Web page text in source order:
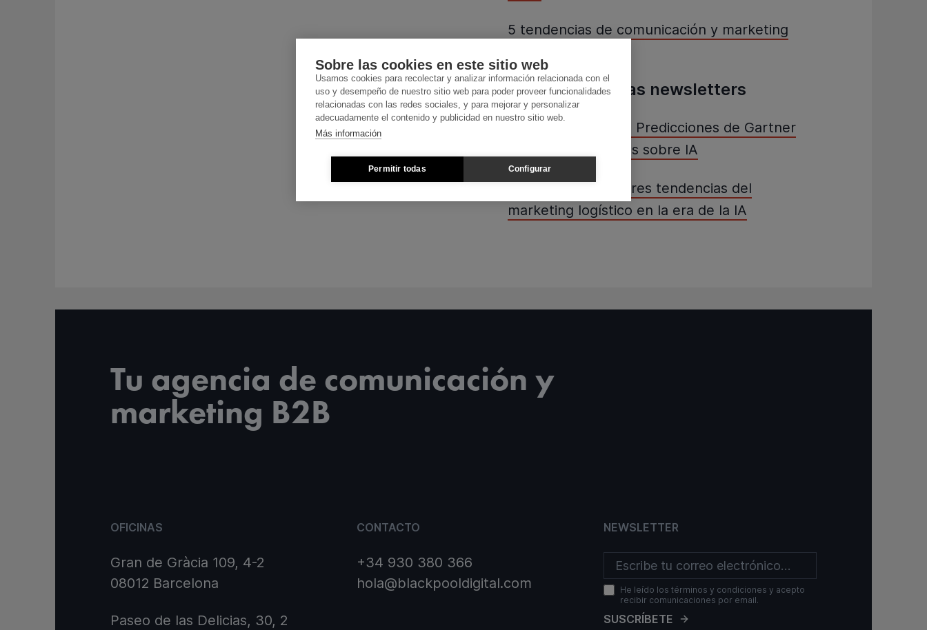
5 tendencias de comunicación y marketing
Nuestras últimas newsletters
#Blackpoolers 58 - Predicciones de Gartner
en marketing: todas sobre IA
#LogiTrends 25 - Tres tendencias del
marketing logístico en la era de la IA
Tu agencia de comunicación y
marketing B2B
OFICINAS
Gran de Gràcia 109, 4-2
08012 Barcelona
Paseo de las Delicias, 30, 2
CONTACTO
+34 930 380 366
hola@blackpooldigital.com
NEWSLETTER
He leído los términos y condiciones y acepto
recibir comunicaciones por email.
SUSCRÍBETE
Sobre las cookies en este sitio web
Usamos cookies para recolectar y analizar información relacionada con el
uso y desempeño de nuestro sitio web para poder proveer funcionalidades
relacionadas con las redes sociales, y para mejorar y personalizar
adecuadamente el contenido y publicidad en nuestro sitio web.
Más información
Permitir todas Configurar